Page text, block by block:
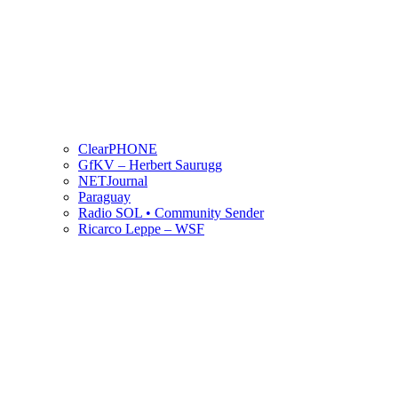
ClearPHONE
GfKV – Herbert Saurugg
NETJournal
Paraguay
Radio SOL • Community Sender
Ricarco Leppe – WSF